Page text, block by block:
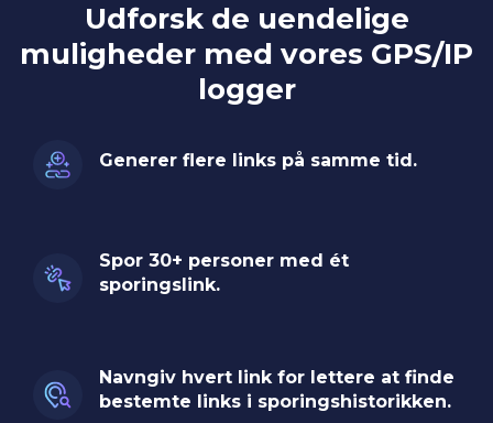
Udforsk de uendelige
muligheder med vores GPS/IP
logger
Generer flere links på samme tid.
Spor 30+ personer med ét
sporingslink.
Navngiv hvert link for lettere at finde
bestemte links i sporingshistorikken.